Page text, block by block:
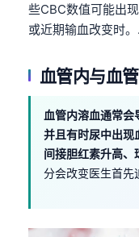
些CBC数值可能出
或近期输血改变时。.
血管内与血
血管内溶血通常会
并且有时尿中出现
间接胆红素升高、
分会改变医生首先